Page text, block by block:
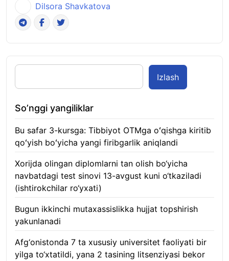
Dilsora Shavkatova
Izlash
So’nggi yangiliklar
Bu safar 3-kursga: Tibbiyot OTMga oʻqishga kiritib
qoʻyish boʻyicha yangi firibgarlik aniqlandi
Xorijda olingan diplomlarni tan olish bo‘yicha
navbatdagi test sinovi 13-avgust kuni o‘tkaziladi
(ishtirokchilar ro‘yxati)
Bugun ikkinchi mutaxassislikka hujjat topshirish
yakunlanadi
Afg‘onistonda 7 ta xususiy universitet faoliyati bir
yilga to‘xtatildi, yana 2 tasining litsenziyasi bekor